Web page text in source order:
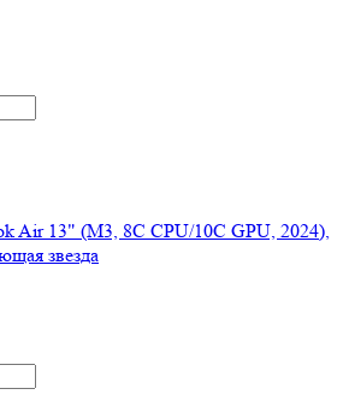
Air 13" (M3, 8C CPU/10C GPU, 2024),
звезда